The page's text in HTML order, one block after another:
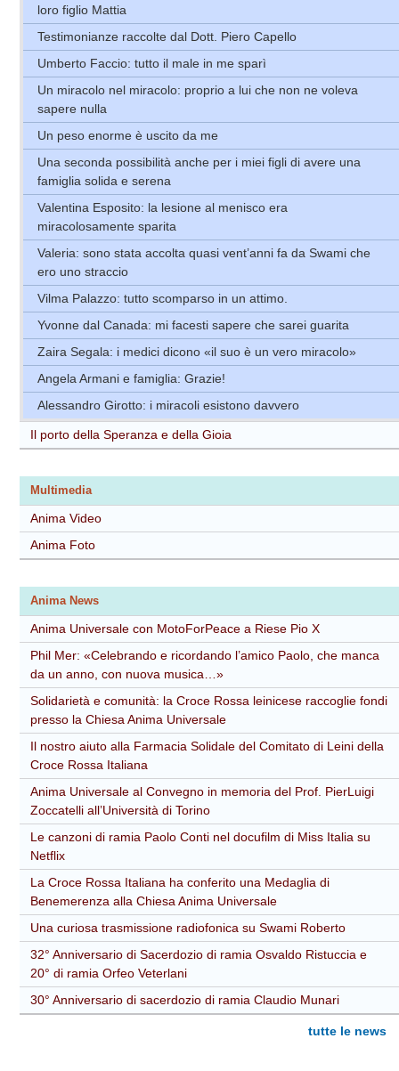
loro figlio Mattia
Testimonianze raccolte dal Dott. Piero Capello
Umberto Faccio: tutto il male in me sparì
Un miracolo nel miracolo: proprio a lui che non ne voleva
sapere nulla
Un peso enorme è uscito da me
Una seconda possibilità anche per i miei figli di avere una
famiglia solida e serena
Valentina Esposito: la lesione al menisco era
miracolosamente sparita
Valeria: sono stata accolta quasi vent’anni fa da Swami che
ero uno straccio
Vilma Palazzo: tutto scomparso in un attimo.
Yvonne dal Canada: mi facesti sapere che sarei guarita
Zaira Segala: i medici dicono «il suo è un vero miracolo»
Angela Armani e famiglia: Grazie!
Alessandro Girotto: i miracoli esistono davvero
Il porto della Speranza e della Gioia
Multimedia
Anima Video
Anima Foto
Anima News
Anima Universale con MotoForPeace a Riese Pio X
Phil Mer: «Celebrando e ricordando l’amico Paolo, che manca
da un anno, con nuova musica…»
Solidarietà e comunità: la Croce Rossa leinicese raccoglie fondi
presso la Chiesa Anima Universale
Il nostro aiuto alla Farmacia Solidale del Comitato di Leini della
Croce Rossa Italiana
Anima Universale al Convegno in memoria del Prof. PierLuigi
Zoccatelli all’Università di Torino
Le canzoni di ramia Paolo Conti nel docufilm di Miss Italia su
Netflix
La Croce Rossa Italiana ha conferito una Medaglia di
Benemerenza alla Chiesa Anima Universale
Una curiosa trasmissione radiofonica su Swami Roberto
32° Anniversario di Sacerdozio di ramia Osvaldo Ristuccia e
20° di ramia Orfeo Veterlani
30° Anniversario di sacerdozio di ramia Claudio Munari
tutte le news